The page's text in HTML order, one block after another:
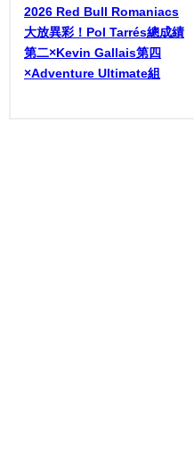
2026 Red Bull Romaniacs
大放異彩！Pol Tarrés總成績
第二×Kevin Gallais第四
×Adventure Ultimate組